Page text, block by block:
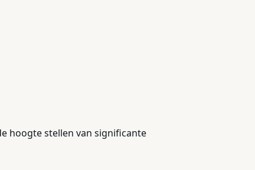
hoogte stellen van significante